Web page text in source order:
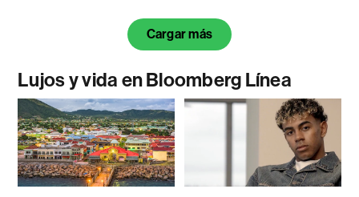
Cargar más
Lujos y vida en Bloomberg Línea